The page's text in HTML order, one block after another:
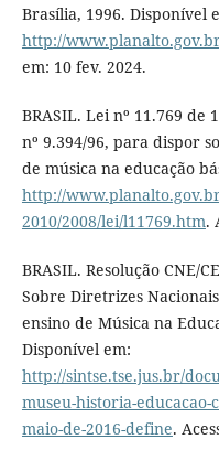
Brasília, 1996. Disponível
http://
em: 10 fev. 2024.
BRASIL. Lei nº 11.769 de
nº 9.394/96, para dispor
de música na educação
http://
2010/2008/lei/l11769.htm.
BRASIL. Resolução CNE/
Sobre Diretrizes
ensino de Música na
Disponível em:
http://sintse.tse.jus.br/
museu-historia-educacao-
maio-de-2016-define.